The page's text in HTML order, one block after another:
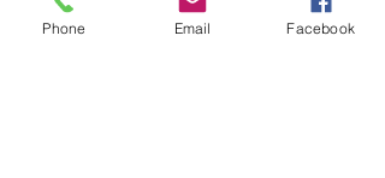
Olio e grafite e fuoco su carta su
Phone Email Facebook